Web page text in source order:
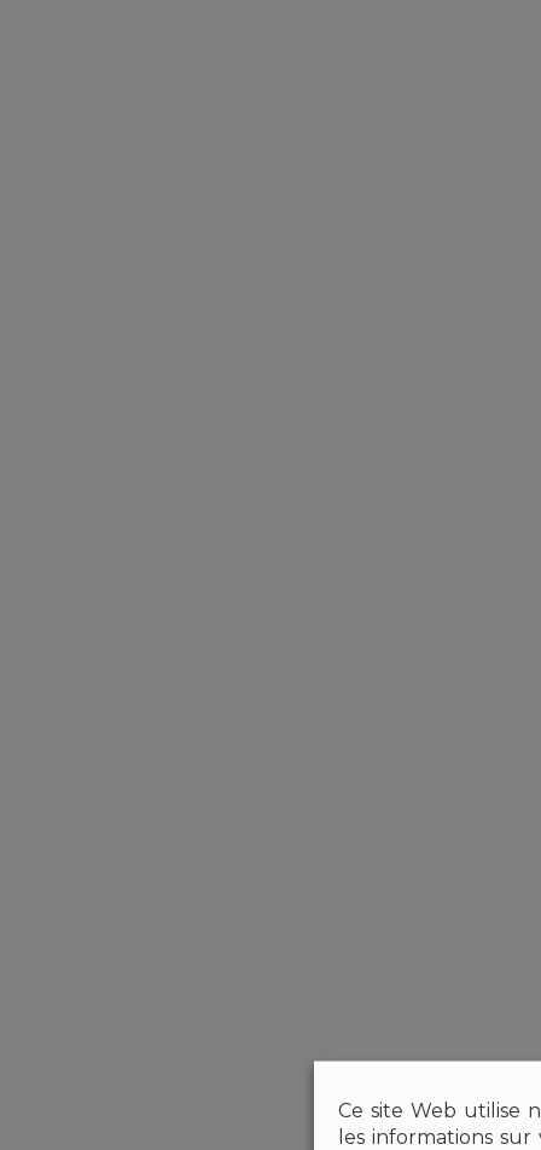
Ce site Web utilise
les informations